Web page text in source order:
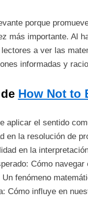
porque
más importante. Al
a ver las
informadas y
How Not to
aplicar el sentido
en la resolución de
en la
Cómo
fenómeno
Cómo influye en